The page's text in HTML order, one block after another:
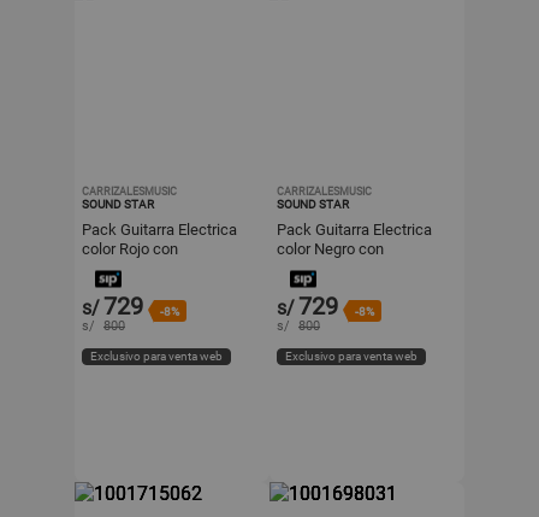
CARRIZALESMUSIC
SOUND STAR
Pack Guitarra Electrica
color Rojo con
Amplificador y
accesorios
s/729 -8%
s/ 800
Exclusivo para venta web
CARRIZALESMUSIC
SOUND STAR
Pack Guitarra Electrica
color Negro con
Amplificador y
accesorios
s/729 -8%
s/ 800
Exclusivo para venta web